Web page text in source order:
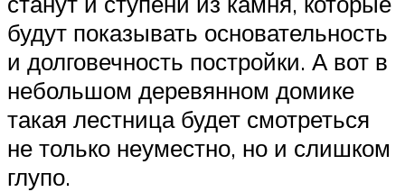
будут показывать основательность
и долговечность постройки. А вот в
небольшом деревянном домике
такая лестница будет смотреться
не только неуместно, но и слишком
глупо.